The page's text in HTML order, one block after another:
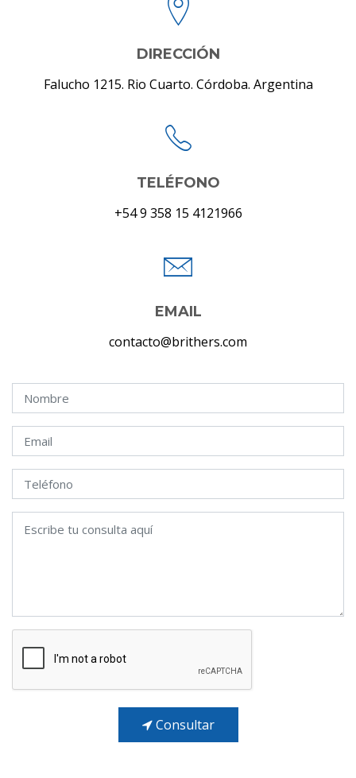
DIRECCIÓN
Falucho 1215. Rio Cuarto. Córdoba. Argentina
TELÉFONO
+54 9 358 15 4121966
EMAIL
contacto@brithers.com
Consultar